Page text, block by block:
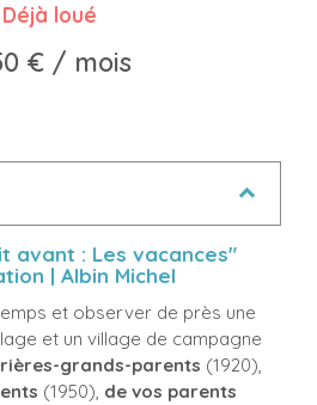
Déjà loué
€/ mois
avant : Les vacances"
| Albin Michel
et observer de près une
et un village de campagne
grands-parents (1920),
(1950), de vos parents